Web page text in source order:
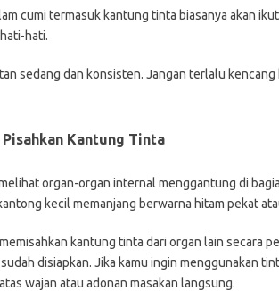
cumi termasuk kantung tinta biasanya akan
hati.
sedang dan konsisten. Jangan terlalu kencang
Kantung Tinta
organ-organ internal menggantung di
kecil memanjang berwarna hitam pekat
kantung tinta dari organ lain secara
disiapkan. Jika kamu ingin menggunakan
wajan atau adonan masakan langsung.